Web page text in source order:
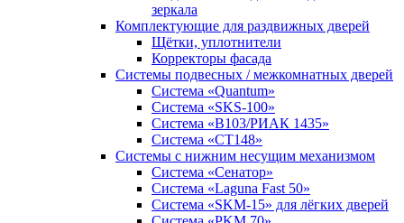
зеркала
Комплектующие для раздвижных дверей
Щётки, уплотнители
Корректоры фасада
Системы подвесных / межкомнатных дверей
Система «Quantum»
Система «SKS-100»
Система «B103/РИАК 1435»
Система «СТ148»
Системы с нижним несущим механизмом
Система «Сенатор»
Система «Laguna Fast 50»
Система «SKM-15» для лёгких дверей